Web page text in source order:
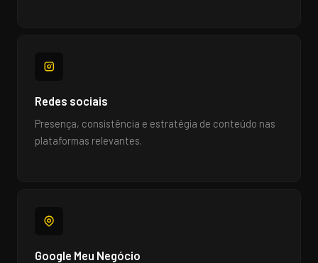
Redes sociais
Presença, consistência e estratégia de conteúdo nas
plataformas relevantes.
Google Meu Negócio